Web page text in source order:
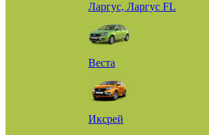
Ларгус, Ларгус FL
Веста
Иксрей